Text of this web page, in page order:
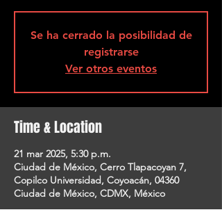
Se ha cerrado la posibilidad de
registrarse
Ver otros eventos
Time & Location
21 mar 2025, 5:30 p.m.
Ciudad de México, Cerro Tlapacoyan 7,
Copilco Universidad, Coyoacán, 04360
Ciudad de México, CDMX, México